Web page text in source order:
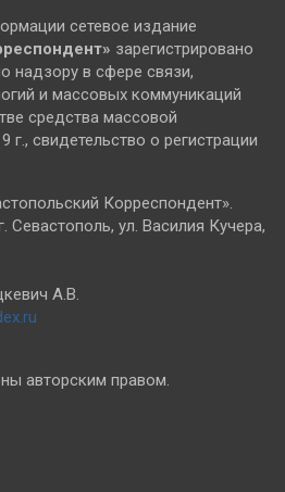
сетевое издание
зарегистрировано
надзору в сфере связи,
и массовых коммуникаций
средства массовой
г., свидетельство о регистрации
Корреспондент».
Севастополь, ул. Василия Кучера,
А.В.
авторским правом.